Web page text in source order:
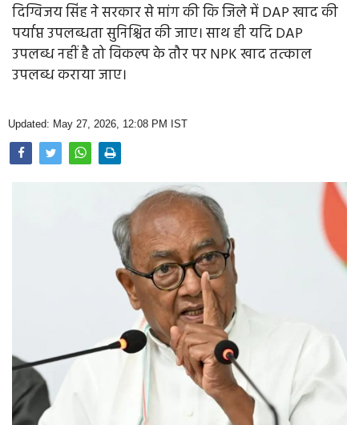
Farm & Food
Opinion
Photo Gallery
Home
दिग्विजय सिंह ने सरकार से मांग की कि जिले में DAP खाद की
पर्याप्त उपलब्धता सुनिश्चित की जाए। साथ ही यदि DAP
उपलब्ध नहीं है तो विकल्प के तौर पर NPK खाद तत्काल
उपलब्ध कराया जाए।
Updated: May 27, 2026, 12:08 PM IST